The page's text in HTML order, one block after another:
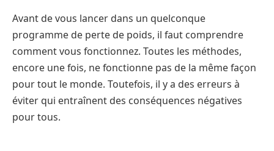
Avant de vous lancer dans un quelconque
programme de perte de poids, il faut comprendre
comment vous fonctionnez. Toutes les méthodes,
encore une fois, ne fonctionne pas de la même façon
pour tout le monde. Toutefois, il y a des erreurs à
éviter qui entraînent des conséquences négatives
pour tous.